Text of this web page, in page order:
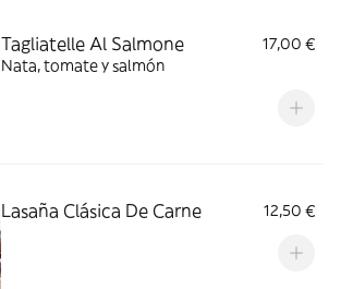
Tagliatelle Al Salmone
17,00 €
Nata, tomate y salmón
Lasaña Clásica De Carne 12,50 €